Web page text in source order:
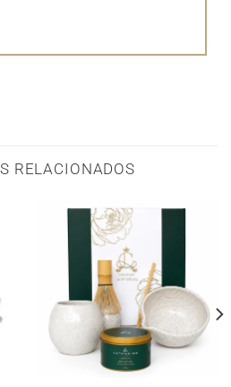
RELACIONADOS